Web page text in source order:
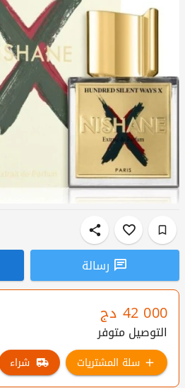
رسالة
42 000 دج
التوصيل متوفر
سلة المشتريات شراء